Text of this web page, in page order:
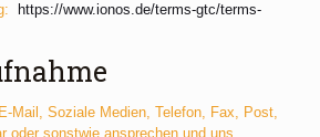
https://www.ionos.de/terms-gtc/terms-
Mail, Soziale Medien, Telefon, Fax, Post,
oder sonstwie ansprechen und uns